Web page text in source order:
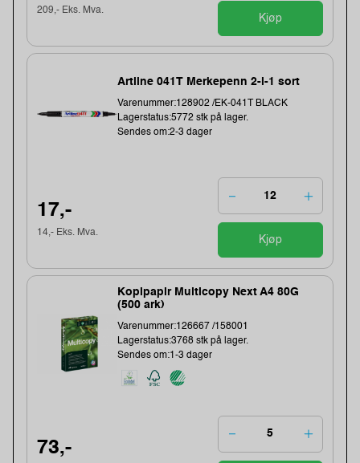
209,- Eks. Mva.
Kjøp
Artline 041T Merkepenn 2-i-1 sort
Varenummer:128902 /EK-041T BLACK
Lagerstatus:5772 stk på lager.
Sendes om:2-3 dager
17,-
14,- Eks. Mva.
Kjøp
Kopipapir Multicopy Next A4 80G
(500 ark)
Varenummer:126667 /158001
Lagerstatus:3768 stk på lager.
Sendes om:1-3 dager
73,-